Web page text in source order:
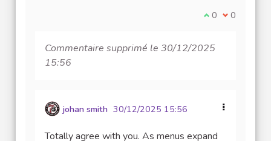
Je suis d'accord
0 Je ne suis
0
Commentaire supprimé le 30/12/2025
15:56
johan smith 30/12/2025 15:56
Totally agree with you. As menus expand